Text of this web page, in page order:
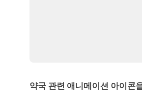
약국 관련 애니메이션 아이콘